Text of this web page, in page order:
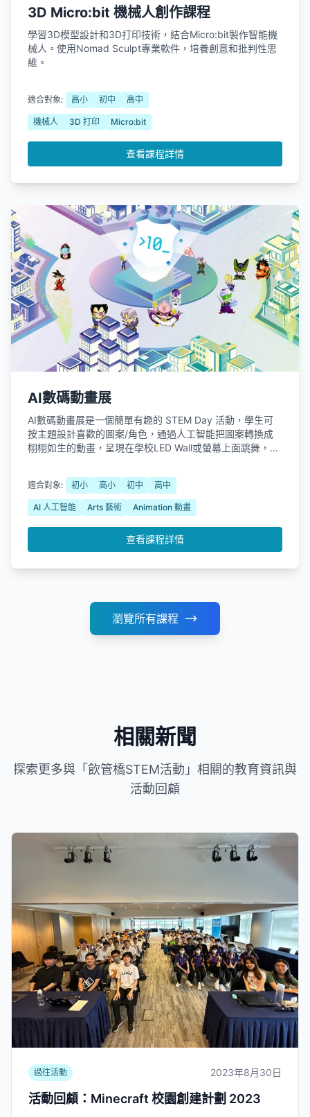
3D Micro:bit 機械人創作課程
學習3D模型設計和3D打印技術，結合Micro:bit製作智能機
械人。使用Nomad Sculpt專業軟件，培養創意和批判性思
維。
適合對象: 高小 初中 高中
機械人 3D 打印 Micro:bit
查看課程詳情
AI數碼動畫展
AI數碼動畫展是一個簡單有趣的 STEM Day 活動，學生可
按主題設計喜歡的圖案/角色，通過人工智能把圖案轉換成
栩栩如生的動畫，呈現在學校LED Wall或螢幕上面跳舞，讓
適合對象: 初小 高小 初中 高中
AI 人工智能 Arts 藝術 Animation 動畫
查看課程詳情
瀏覽所有課程
相關新聞
探索更多與「飲管橋STEM活動」相關的教育資訊與
活動回顧
過往活動 2023年8月30日
活動回顧：Minecraft 校園創建計劃 2023